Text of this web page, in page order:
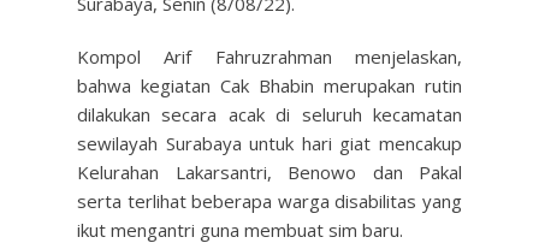
Kompol Arif Fahruzrahman menjelaskan,
bahwa kegiatan Cak Bhabin merupakan rutin
dilakukan secara acak di seluruh kecamatan
sewilayah Surabaya untuk hari giat mencakup
Kelurahan Lakarsantri, Benowo dan Pakal
serta terlihat beberapa warga disabilitas yang
ikut mengantri guna membuat sim baru.